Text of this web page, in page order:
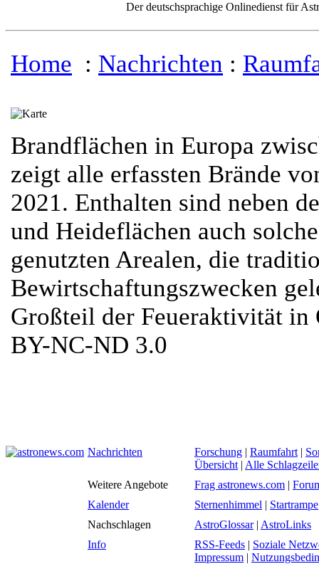
Der deutschsprachige Onlinedienst für
Home : Nachrichten :
Brandflächen in Europa
zeigt alle erfassten Brände
2021. Enthalten sind neben
und Heideflächen auch
genutzten Arealen, die
Bewirtschaftungszwecken
Großteil der Feueraktivität in
BY-NC-ND 3.0
Nachrichten Forschung | Raumfahrt |
Übersicht | Alle
Weitere Angebote
Frag astronews.com |
Kalender
Sternenhimmel | Startrampe
Nachschlagen
AstroGlossar| AstroLinks
Info
RSS-Feeds | Soziale
Impressum |